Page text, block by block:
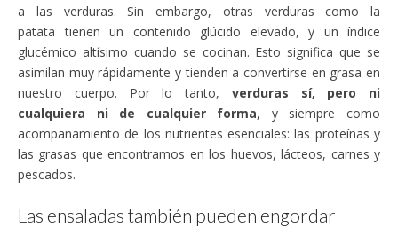
a las verduras. Sin embargo, otras verduras como la
patata tienen un contenido glúcido elevado, y un índice
glucémico altísimo cuando se cocinan. Esto significa que se
asimilan muy rápidamente y tienden a convertirse en grasa en
nuestro cuerpo. Por lo tanto, verduras sí, pero ni
cualquiera ni de cualquier forma, y siempre como
acompañamiento de los nutrientes esenciales: las proteínas y
las grasas que encontramos en los huevos, lácteos, carnes y
pescados.
Las ensaladas también pueden engordar